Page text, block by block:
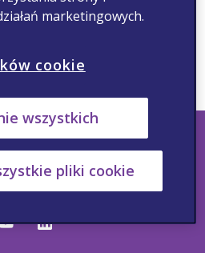
szukasz. Spróbuj skorzystać z
Kontakt Pomoc
Śledź nas
marketingowych.
cookie
wszystkich
pliki cookie